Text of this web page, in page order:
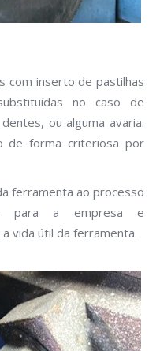
com inserto de pastilhas
no caso de
ou alguma avaria.
de forma criteriosa por
ferramenta ao processo
para a empresa e
vida útil da ferramenta.